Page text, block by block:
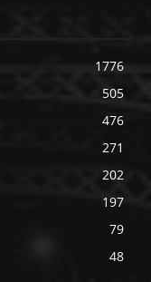
1776
505
476
271
202
197
79
48